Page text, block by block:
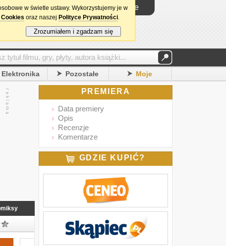
Logowanie
Elektronika Pozostałe Moje
(2021)
PREMIERA
Data premiery
Opis
Recenzje
Komentarze
GDZIE KUPIĆ?
w świetle ustawy. Wykorzystujemy je w
oraz naszej Polityce Prywatności.
Zrozumiałem i zgadzam się